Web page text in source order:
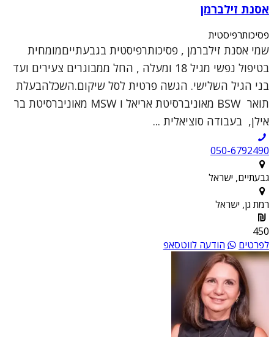
אסנת זילברמן
פסיכותרפיסטית
שמי אסנת זילברמן , פסיכותרפיסטית בגבעתייםמומחית
בטיפול נפשי מגיל 18 ומעלה , החל ממבוגרים צעירים ועד
בני הגיל השלישי. הגשה פרטית לסל שיקום.השכלהבעלת
תואר BSW מאוניברסיטת אריאל ו MSW מאוניברסיטת בר
אילן, בעבודה סוציאלית ...
050-6792490
גבעתיים, ישראל
רמת גן, ישראל
450
לפרטים
הודעה לווטסאפ